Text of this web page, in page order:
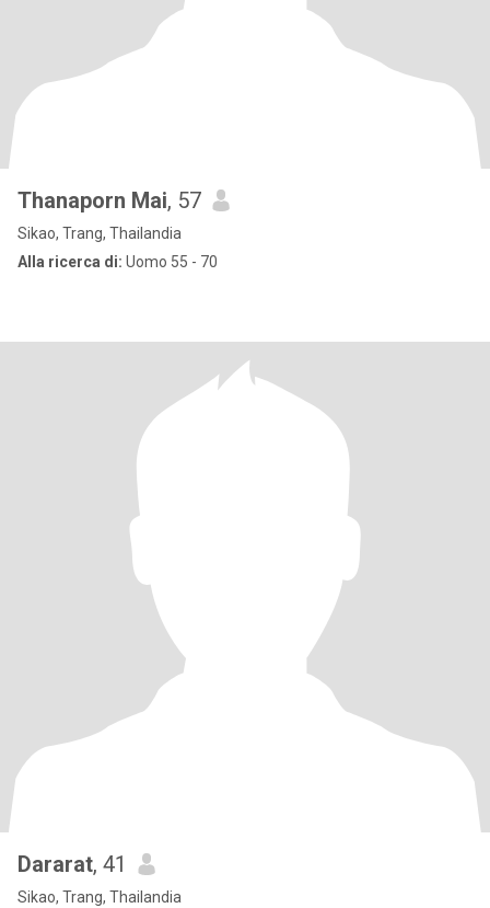
Thanaporn Mai, 57
Sikao, Trang, Thailandia
Alla ricerca di: Uomo 55 - 70
Dararat, 41
Sikao, Trang, Thailandia